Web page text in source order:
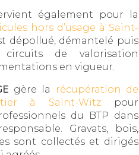
également pour la
hors d’usage à Saint-
dépollué, démantelé puis
de valorisation
en vigueur.
gère la
récupération de
à Saint-Witz pour
du BTP dans
Gravats, bois,
sont collectés et dirigés